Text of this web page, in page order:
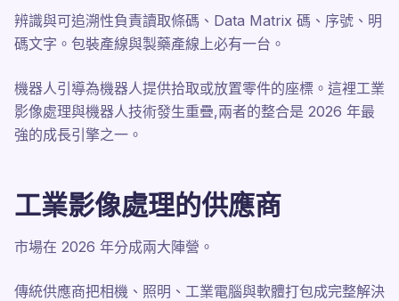
辨識與可追溯性負責讀取條碼、Data Matrix 碼、序號、明
碼文字。包裝產線與製藥產線上必有一台。
機器人引導為機器人提供拾取或放置零件的座標。這裡工業
影像處理與機器人技術發生重疊,兩者的整合是 2026 年最
強的成長引擎之一。
工業影像處理的供應商
市場在 2026 年分成兩大陣營。
傳統供應商把相機、照明、工業電腦與軟體打包成完整解決